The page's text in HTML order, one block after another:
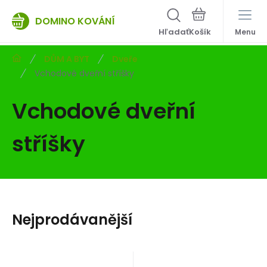
DOMINO KOVÁNÍ
Hľadať Menu
DŮM A BYT
Dveře
Vchodové dveřní stříšky
Vchodové dveřní
stříšky
Nejprodávanější